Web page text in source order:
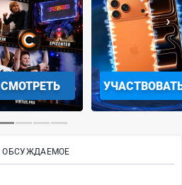
СМОТРЕТЬ
›
ОБСУЖДАЕМОЕ